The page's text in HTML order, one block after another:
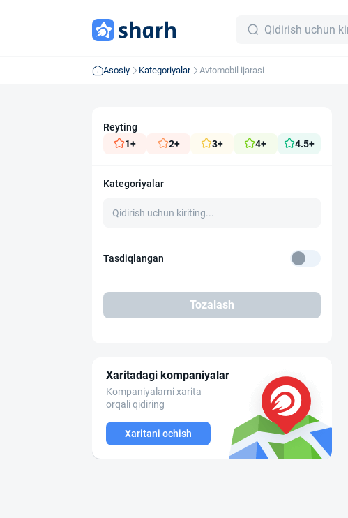
Asosiy Kategoriyalar Avtomobil ijarasi
Reyting
1+
2+ 3+ 4+ 4.5+
Kategoriyalar
Tasdiqlangan
Tozalash
Xaritadagi kompaniyalar
Kompaniyalarni xarita
orqali qidiring
Xaritani ochish